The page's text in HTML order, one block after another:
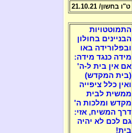
ט"ו בחשון/ 21.10.21
התמוטטויות
הבניינים בחולון
ובפלורידה באו
מידה כנגד מידה:
אם אין בית ל-ה'
(בית המקדש)
ואין כלל ציפייה
ממשית לבית
מקדש ומלכות ה'
דרך המשיח, אזי:
גם לכם לא יהיה
בית!